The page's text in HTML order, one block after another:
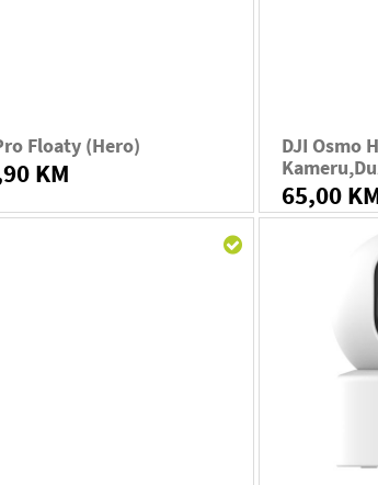
Floaty (Hero)
KM
DJI Osmo
65,00